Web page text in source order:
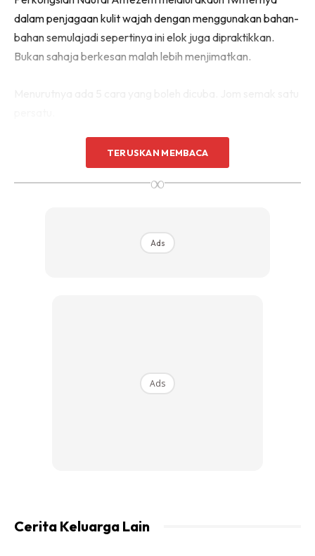
dalam penjagaan kulit wajah dengan menggunakan bahan-
bahan semulajadi sepertinya ini elok juga dipraktikkan.
Bukan sahaja berkesan malah lebih menjimatkan.
1.GUNA TOMATOTERUSKAN MEMBACA
∞
Ads
Ads
Cerita Keluarga Lain